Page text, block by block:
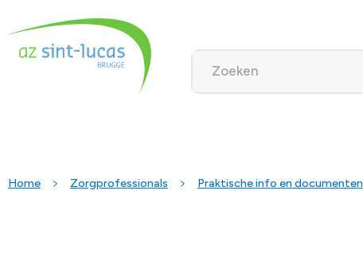
Home Zorgprofessionals Praktische info en documenten